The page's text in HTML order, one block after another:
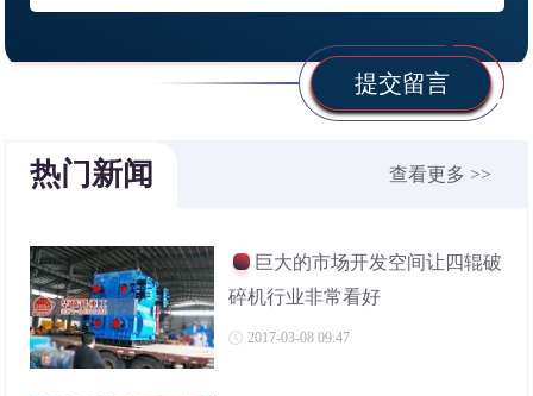
提交留言
热门新闻 查看更多 >>
巨大的市场开发空间让四辊破
碎机行业非常看好
2017-03-08 09:47